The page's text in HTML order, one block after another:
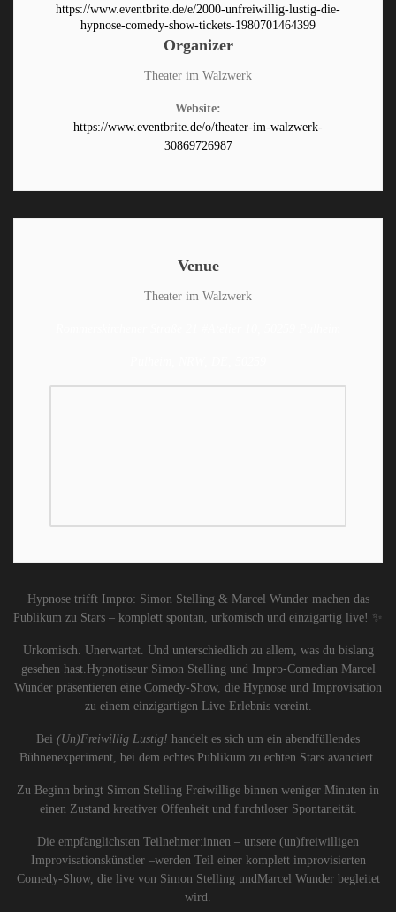
https://www.eventbrite.de/e/2000-unfreiwillig-lustig-die-
hypnose-comedy-show-tickets-1980701464399
Organizer
Theater im Walzwerk
Website:
https://www.eventbrite.de/o/theater-im-walzwerk-
30869726987
Venue
Theater im Walzwerk
Hypnose trifft Impro: Simon Stelling & Marcel Wunder machen das
Publikum zu Stars – komplett spontan, urkomisch und einzigartig live! ✨
Urkomisch. Unerwartet. Und unterschiedlich zu allem, was du bislang
gesehen hast.Hypnotiseur Simon Stelling und Impro-Comedian Marcel
Wunder präsentieren eine Comedy-Show, die Hypnose und Improvisation
zu einem einzigartigen Live-Erlebnis vereint.
Bei (Un)Freiwillig Lustig! handelt es sich um ein abendfüllendes
Bühnenexperiment, bei dem echtes Publikum zu echten Stars avanciert.
Zu Beginn bringt Simon Stelling Freiwillige binnen weniger Minuten in
einen Zustand kreativer Offenheit und furchtloser Spontaneität.
Die empfänglichsten Teilnehmer:innen – unsere (un)freiwilligen
Improvisationskünstler –werden Teil einer komplett improvisierten
Comedy-Show, die live von Simon Stelling undMarcel Wunder begleitet
wird.